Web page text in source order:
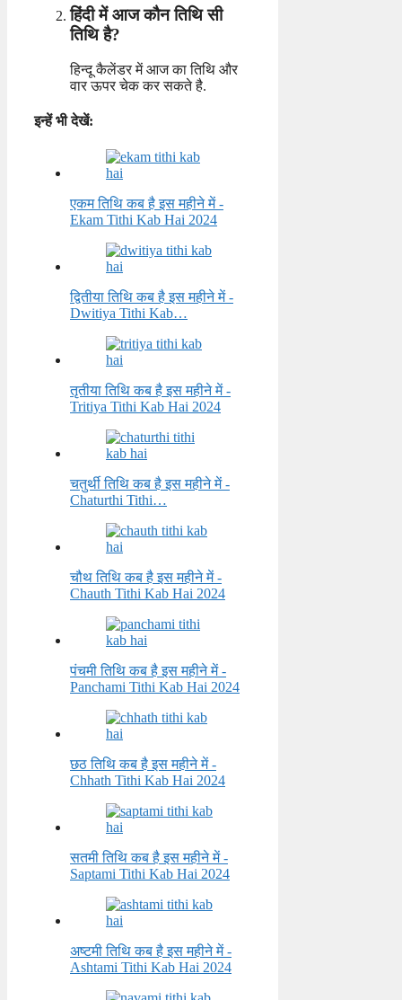
हिंदी में आज कौन तिथि सी
तिथि है?
हिन्दू कैलेंडर में आज का तिथि और
वार ऊपर चेक कर सकते है.
इन्हें भी देखें:
एकम तिथि कब है इस महीने में -
Ekam Tithi Kab Hai 2024
द्वितीया तिथि कब है इस महीने में -
Dwitiya Tithi Kab…
तृतीया तिथि कब है इस महीने में -
Tritiya Tithi Kab Hai 2024
चतुर्थी तिथि कब है इस महीने में -
Chaturthi Tithi…
चौथ तिथि कब है इस महीने में -
Chauth Tithi Kab Hai 2024
पंचमी तिथि कब है इस महीने में -
Panchami Tithi Kab Hai 2024
छठ तिथि कब है इस महीने में -
Chhath Tithi Kab Hai 2024
सतमी तिथि कब है इस महीने में -
Saptami Tithi Kab Hai 2024
अष्टमी तिथि कब है इस महीने में -
Ashtami Tithi Kab Hai 2024